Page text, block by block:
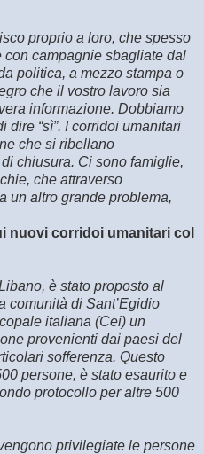
proprio a loro, che spesso
campagnie sbagliate dal
politica, a mezzo stampa o
che il vostro lavoro sia
informazione. Dobbiamo
“sì”. I corridoi umanitari
che si ribellano
chiusura. Ci sono famiglie,
che attraverso
un altro grande problema,
nuovi corridoi umanitari col
è stato proposto al
comunità di Sant’Egidio
italiana (Cei) un
provenienti dai paesi del
sofferenza. Questo
persone, è stato esaurito e
protocollo per altre 500
privilegiate le persone